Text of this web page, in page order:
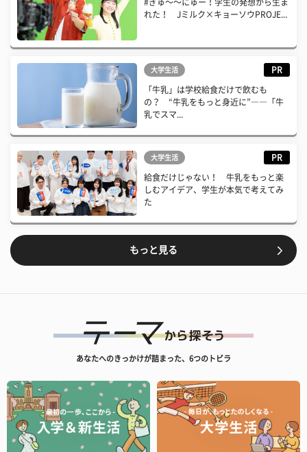
#ぎゅ〜〜にゅー！学生の発想から生ま
れた！ Jミルク×キョーソウPROJE...
大学生活 PR
「牛乳」は学校給食だけで飲むも
の？ “牛乳をもっと身近に”――「牛
乳でスマ...
大学生活 PR
給食だけじゃない！ 牛乳をもっと楽
しむアイデア、学生が本気で考えてみ
た
もっと見る
あなたへのきっかけが詰まった、6つのトビラ